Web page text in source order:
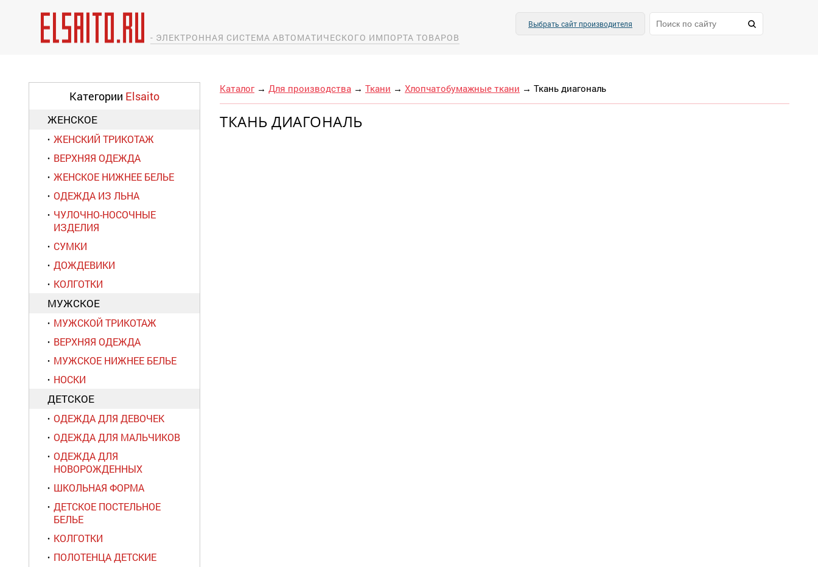
- ЭЛЕКТРОННАЯ СИСТЕМА АВТОМАТИЧЕСКОГО ИМПОРТА ТОВАРОВ
Выбрать сайт производителя
Категории Elsaito
ЖЕНСКОЕ
ЖЕНСКИЙ ТРИКОТАЖ
ВЕРХНЯЯ ОДЕЖДА
ЖЕНСКОЕ НИЖНЕЕ БЕЛЬЕ
ОДЕЖДА ИЗ ЛЬНА
ЧУЛОЧНО-НОСОЧНЫЕ
ИЗДЕЛИЯ
СУМКИ
ДОЖДЕВИКИ
КОЛГОТКИ
МУЖСКОЕ
МУЖСКОЙ ТРИКОТАЖ
ВЕРХНЯЯ ОДЕЖДА
МУЖСКОЕ НИЖНЕЕ БЕЛЬЕ
НОСКИ
ДЕТСКОЕ
ОДЕЖДА ДЛЯ ДЕВОЧЕК
ОДЕЖДА ДЛЯ МАЛЬЧИКОВ
ОДЕЖДА ДЛЯ
НОВОРОЖДЕННЫХ
ШКОЛЬНАЯ ФОРМА
ДЕТСКОЕ ПОСТЕЛЬНОЕ
БЕЛЬЕ
КОЛГОТКИ
ПОЛОТЕНЦА ДЕТСКИЕ
Каталог → Для производства → Ткани → Хлопчатобумажные ткани → Ткань диагональ
ТКАНЬ ДИАГОНАЛЬ